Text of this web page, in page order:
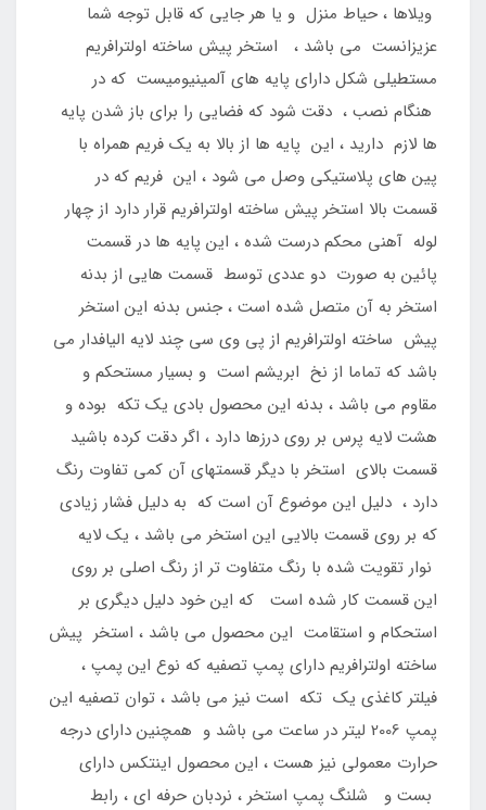
ویلاها ، حیاط منزل و یا هر جایی که قابل توجه شما
عزیزانست می باشد ، استخر پیش ساخته اولترافریم
مستطیلی شکل دارای پایه های آلمینیومیست که در
هنگام نصب ، دقت شود که فضایی را برای باز شدن پایه
ها لازم دارید ، این پایه ها از بالا به یک فریم همراه با
پین های پلاستیکی وصل می شود ، این فریم که در
قسمت بالا استخر پیش ساخته اولترافریم قرار دارد از چهار
لوله آهنی محکم درست شده ، این پایه ها در قسمت
پائین به صورت دو عددی توسط قسمت هایی از بدنه
استخر به آن متصل شده است ، جنس بدنه این استخر
پیش ساخته اولترافریم از پی وی سی چند لایه الیافدار می
باشد که تماما از نخ ابریشم است و بسیار مستحکم و
مقاوم می باشد ، بدنه این محصول بادی یک تکه بوده و
هشت لایه پرس بر روی درزها دارد ، اگر دقت کرده باشید
قسمت بالای استخر با دیگر قسمتهای آن کمی تفاوت رنگ
دارد ، دلیل این موضوع آن است که به دلیل فشار زیادی
که بر روی قسمت بالایی این استخر می باشد ، یک لایه
نوار تقویت شده با رنگ متفاوت تر از رنگ اصلی بر روی
این قسمت کار شده است که این خود دلیل دیگری بر
استحکام و استقامت این محصول می باشد ، استخر پیش
ساخته اولترافریم دارای پمپ تصفیه که نوع این پمپ ،
فیلتر کاغذی یک تکه است نیز می باشد ، توان تصفیه این
پمپ 2006 لیتر در ساعت می باشد و همچنین دارای درجه
حرارت معمولی نیز هست ، این محصول اینتکس دارای
بست و شلنگ پمپ استخر ، نردبان حرفه ای ، رابط